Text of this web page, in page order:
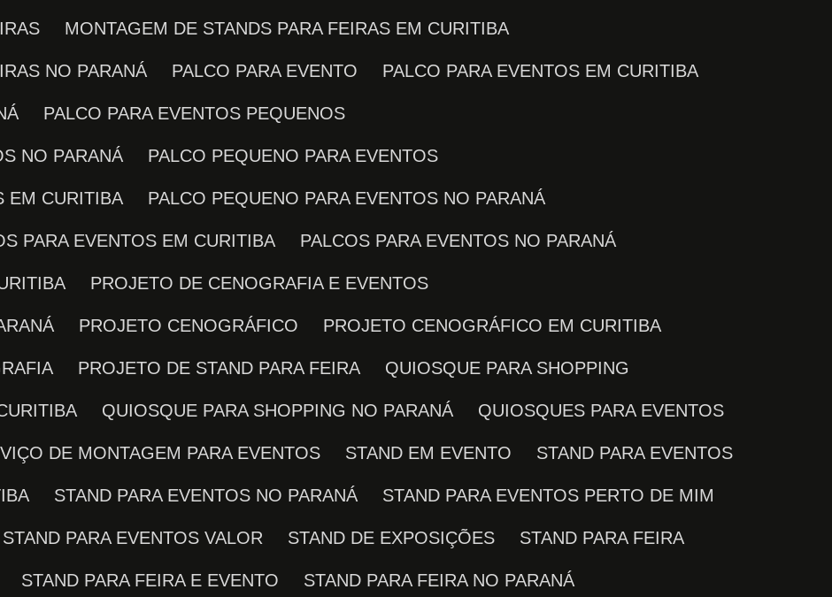
MONTAGEM DE STANDS PARA FEIRAS EM CURITIBA
NO PARANÁ PALCO PARA EVENTO PALCO PARA EVENTOS EM CURITIBA
PALCO PARA EVENTOS PEQUENOS
NO PARANÁ PALCO PEQUENO PARA EVENTOS
EM CURITIBA PALCO PEQUENO PARA EVENTOS NO PARANÁ
PARA EVENTOS EM CURITIBA PALCOS PARA EVENTOS NO PARANÁ
PROJETO DE CENOGRAFIA E EVENTOS
PROJETO CENOGRÁFICO PROJETO CENOGRÁFICO EM CURITIBA
PROJETO DE STAND PARA FEIRA QUIOSQUE PARA SHOPPING
QUIOSQUE PARA SHOPPING NO PARANÁ QUIOSQUES PARA EVENTOS
DE MONTAGEM PARA EVENTOS STAND EM EVENTO STAND PARA EVENTOS
STAND PARA EVENTOS NO PARANÁ STAND PARA EVENTOS PERTO DE MIM
STAND PARA EVENTOS VALOR STAND DE EXPOSIÇÕES STAND PARA FEIRA
STAND PARA FEIRA E EVENTO STAND PARA FEIRA NO PARANÁ